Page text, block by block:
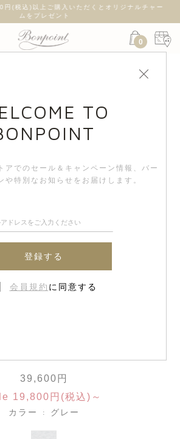
(税込)以上ご購入いただくとオリジナルチャー
ムをプレゼント
0
39,600円
19,800円(税込)～
カラー : グレー
TO
アでのセール＆キャンペーン情報、 バー
や特別なお知らせをお届けします。
登録する
会員規約 に同意する